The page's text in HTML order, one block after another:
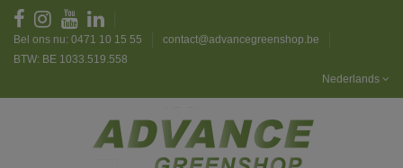
Bel ons nu: 0471 10 15 55
contact@advancegreenshop.be
BTW: BE 1033.519.558
Nederlands